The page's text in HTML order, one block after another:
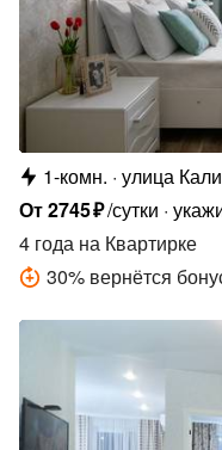
1-комн. улица
От2745₽/сутки
4 года на Квартирке
30% вернётся